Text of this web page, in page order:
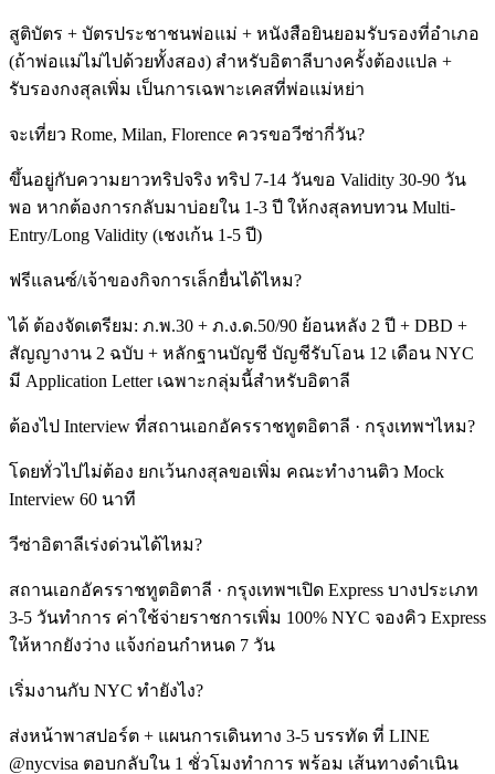
สูติบัตร + บัตรประชาชนพ่อแม่ + หนังสือยินยอมรับรองที่อำเภอ
(ถ้าพ่อแม่ไม่ไปด้วยทั้งสอง) สำหรับอิตาลีบางครั้งต้องแปล +
รับรองกงสุลเพิ่ม เป็นการเฉพาะเคสที่พ่อแม่หย่า
จะเที่ยว Rome, Milan, Florence ควรขอวีซ่ากี่วัน?
ขึ้นอยู่กับความยาวทริปจริง ทริป 7-14 วันขอ Validity 30-90 วัน
พอ หากต้องการกลับมาบ่อยใน 1-3 ปี ให้กงสุลทบทวน Multi-
Entry/Long Validity (เชงเก้น 1-5 ปี)
ฟรีแลนซ์/เจ้าของกิจการเล็กยื่นได้ไหม?
ได้ ต้องจัดเตรียม: ภ.พ.30 + ภ.ง.ด.50/90 ย้อนหลัง 2 ปี + DBD +
สัญญางาน 2 ฉบับ + หลักฐานบัญชี บัญชีรับโอน 12 เดือน NYC
มี Application Letter เฉพาะกลุ่มนี้สำหรับอิตาลี
ต้องไป Interview ที่สถานเอกอัครราชทูตอิตาลี · กรุงเทพฯไหม?
โดยทั่วไปไม่ต้อง ยกเว้นกงสุลขอเพิ่ม คณะทำงานติว Mock
Interview 60 นาที
วีซ่าอิตาลีเร่งด่วนได้ไหม?
สถานเอกอัครราชทูตอิตาลี · กรุงเทพฯเปิด Express บางประเภท
3-5 วันทำการ ค่าใช้จ่ายราชการเพิ่ม 100% NYC จองคิว Express
ให้หากยังว่าง แจ้งก่อนกำหนด 7 วัน
เริ่มงานกับ NYC ทำยังไง?
ส่งหน้าพาสปอร์ต + แผนการเดินทาง 3-5 บรรทัด ที่ LINE
@nycvisa ตอบกลับใน 1 ชั่วโมงทำการ พร้อม เส้นทางดำเนิน